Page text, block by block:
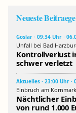
Neueste Beitraege
Goslar · 09:34 Uhr ·
Unfall bei Bad
Kontrollverlust
schwer verletzt
Aktuelles · 23:00 Uhr ·
Einbruch am
Nächtlicher
von rund 1.000